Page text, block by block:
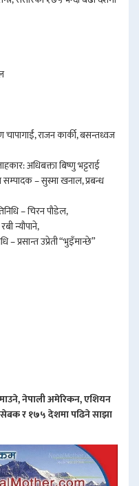
राजन कार्की, बसन्तध्वज
अधिबक्ता बिष्णु भट्टराई
– सुस्मा खनाल, प्रबन्ध
– चिरन पौडेल,
न्यौपाने,
– प्रसान्त उप्रेती “भुइँमान्छे”
नेपाली अमेरिकन, एशियन
र १७५ देशमा पढिने साझा